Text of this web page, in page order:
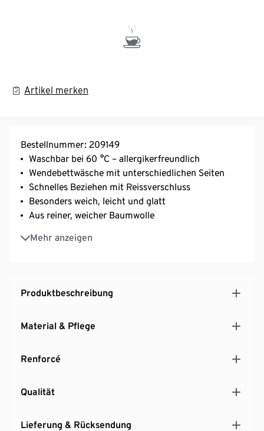
Artikel merken
Bestellnummer: 209149
Waschbar bei 60 °C – allergikerfreundlich
Wendebettwäsche mit unterschiedlichen Seiten
Schnelles Beziehen mit Reissverschluss
Besonders weich, leicht und glatt
Aus reiner, weicher Baumwolle
Mehr anzeigen
Strapazierfähig durch dicht gewebte Fasern
Temperaturausgleichend und saugfähig
Produktbeschreibung
Material & Pflege
Renforcé
Qualität
Lieferung & Rücksendung